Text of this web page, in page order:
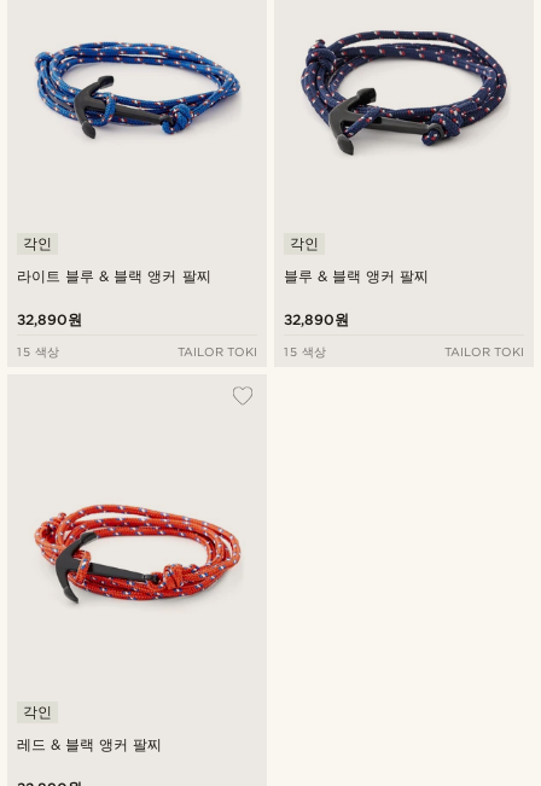
라이트 블루 & 블랙 앵커 팔찌
각인
32,890원
15 색상 TAILOR TOKI
블루 & 블랙 앵커 팔찌
각인
32,890원
15 색상 TAILOR TOKI
레드 & 블랙 앵커 팔찌
각인